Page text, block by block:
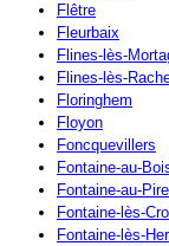
Flêtre
Fleurbaix
Flines-lès-
Flines-lès-
Floringhem
Floyon
Foncquevillers
Fontaine-au-
Fontaine-au-Pire
Fontaine-lès-
Fontaine-lès-